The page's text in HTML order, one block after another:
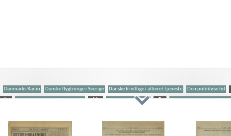
Danmarks Radio Danske flygtninge i Sverige Danske frivillige i allieret tjeneste Den politiløse tid
L Lönnegren, konsul, Stockholm M Modstandskampen P Paulsson, kontorchef,